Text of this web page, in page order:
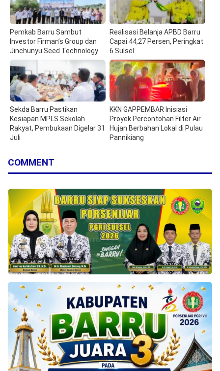
Pemkab Barru Sambut
Investor Firman’s Group dan
Jinchunyu Seed Technology
Realisasi Belanja APBD Barru
Capai 44,27 Persen, Peringkat
6 Sulsel
Sekda Barru Pastikan
Kesiapan MPLS Sekolah
Rakyat, Pembukaan Digelar 31
Juli
KKN GAPPEMBAR Inisiasi
Proyek Percontohan Filter Air
Hujan Berbahan Lokal di Pulau
Pannikiang
COMMENT